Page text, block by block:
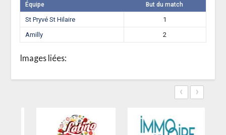
Équipe But du match
St Pryvé St Hilaire
1
Amilly
2
Images liées:
‹ ›